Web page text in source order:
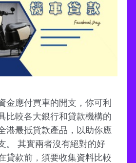
金應付買車的開支，你可利
比較各大銀行和貸款機構的
港最抵貸款產品，以助你應
。 其實兩者沒有絕對的好
貸款前，須要收集資料比較